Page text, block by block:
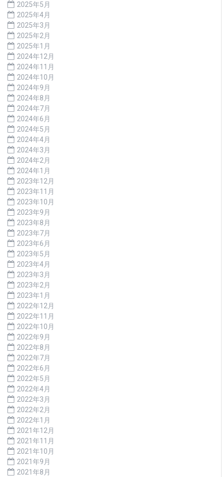
2025年5月
2025年4月
2025年3月
2025年2月
2025年1月
2024年12月
2024年11月
2024年10月
2024年9月
2024年8月
2024年7月
2024年6月
2024年5月
2024年4月
2024年3月
2024年2月
2024年1月
2023年12月
2023年11月
2023年10月
2023年9月
2023年8月
2023年7月
2023年6月
2023年5月
2023年4月
2023年3月
2023年2月
2023年1月
2022年12月
2022年11月
2022年10月
2022年9月
2022年8月
2022年7月
2022年6月
2022年5月
2022年4月
2022年3月
2022年2月
2022年1月
2021年12月
2021年11月
2021年10月
2021年9月
2021年8月